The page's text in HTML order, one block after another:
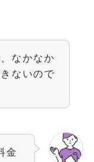
なかなか
ないので
金